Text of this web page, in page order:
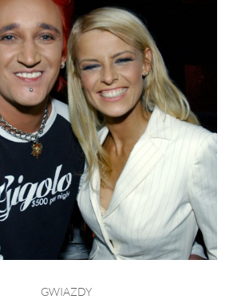
GWIAZDY